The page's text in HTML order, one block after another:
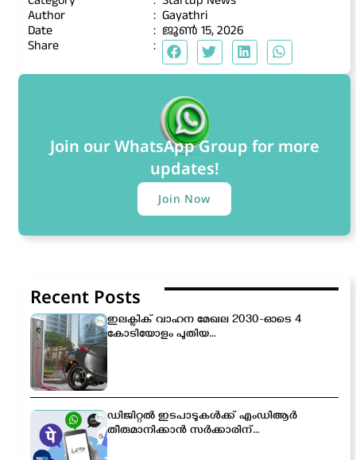
Author
: Gayathri
Date
: ജൂൺ 15, 2026
Share
:
Join our WhatsApp Group for more
updates!
Join Now
Recent Posts
ഇലക്ട്രിക് വാഹന മേഖല 2030-ഓടെ 4
കോടിയോളം പുതിയ
ഡിജിറ്റൽ ഇടപാടുകൾക്ക് എംഡിആർ
തീരുമാനിക്കാൻ സർക്കാരിന്